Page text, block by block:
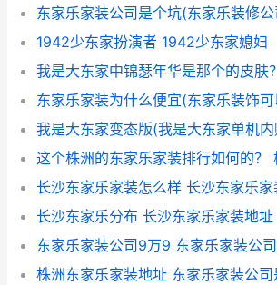
东家乐家装公司是个坑(东家乐装修
1942少东家扮演者 1942少东家媳妇
东家乐家装为什么便宜(东家乐装饰
我是大东家变态版(我是大东家单机内
这个株洲的东家乐家装排行如何的？
长沙东家乐家装怎么样 长沙东家乐
长沙东家乐分布 长沙东家乐家装地址
东家乐家装公司9万9 东家乐家装公
株洲东家乐家装地址 东家乐家装公